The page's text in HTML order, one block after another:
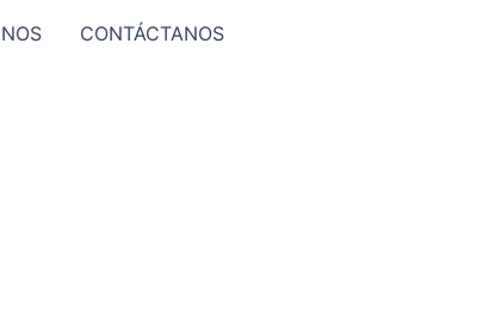
CONTÁCTANOS